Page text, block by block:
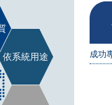
依系統用途 成功